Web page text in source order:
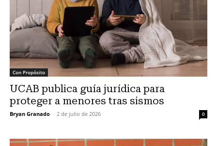
Con Propósito
UCAB publica guía jurídica para
proteger a menores tras sismos
Bryan Granado - 2 de julio de 2026 0